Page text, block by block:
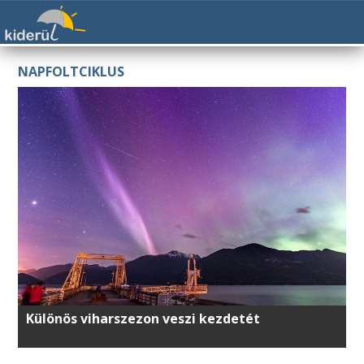
NAPFOLTCIKLUS
Különös viharszezon veszi kezdetét